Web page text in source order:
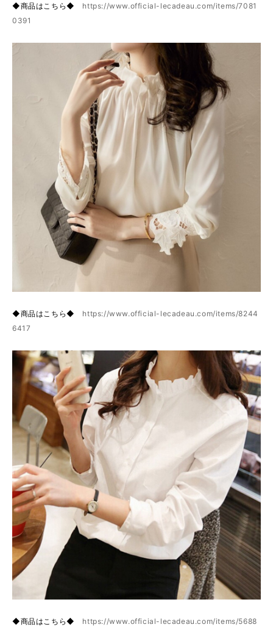
◆商品はこちら◆ https://www.official-lecadeau.com/items/7081
0391
◆商品はこちら◆ https://www.official-lecadeau.com/items/8244
6417
◆商品はこちら◆ https://www.official-lecadeau.com/items/5688